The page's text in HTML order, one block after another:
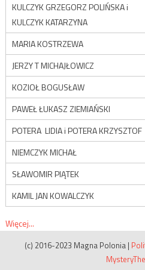
KULCZYK GRZEGORZ POLIŃSKA i
KULCZYK KATARZYNA
MARIA KOSTRZEWA
JERZY T MICHAJŁOWICZ
KOZIOŁ BOGUSŁAW
PAWEŁ ŁUKASZ ZIEMIAŃSKI
POTERA LIDIA i POTERA KRZYSZTOF
NIEMCZYK MICHAŁ
SŁAWOMIR PIĄTEK
KAMIL JAN KOWALCZYK
Więcej...
(c) 2016-2023 Magna Polonia |